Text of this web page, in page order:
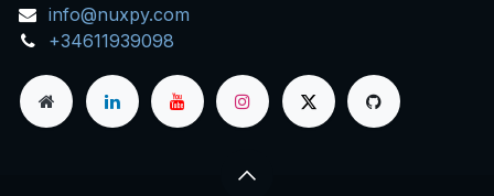
info@nuxpy.com
+34611939098